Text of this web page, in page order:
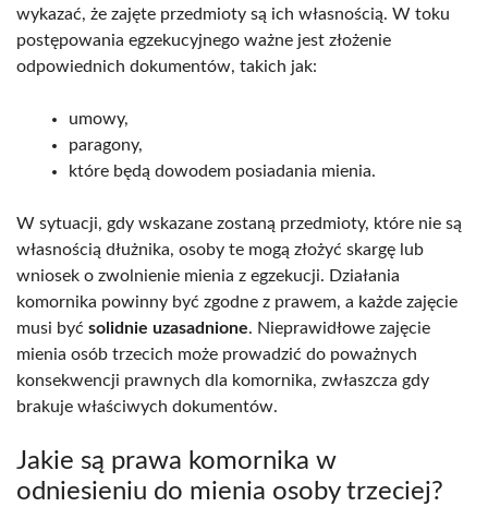
wykazać, że zajęte przedmioty są ich własnością. W toku
postępowania egzekucyjnego ważne jest złożenie
odpowiednich dokumentów, takich jak:
umowy,
paragony,
które będą dowodem posiadania mienia.
W sytuacji, gdy wskazane zostaną przedmioty, które nie są
własnością dłużnika, osoby te mogą złożyć skargę lub
wniosek o zwolnienie mienia z egzekucji. Działania
komornika powinny być zgodne z prawem, a każde zajęcie
musi być solidnie uzasadnione. Nieprawidłowe zajęcie
mienia osób trzecich może prowadzić do poważnych
konsekwencji prawnych dla komornika, zwłaszcza gdy
brakuje właściwych dokumentów.
Jakie są prawa komornika w
odniesieniu do mienia osoby trzeciej?